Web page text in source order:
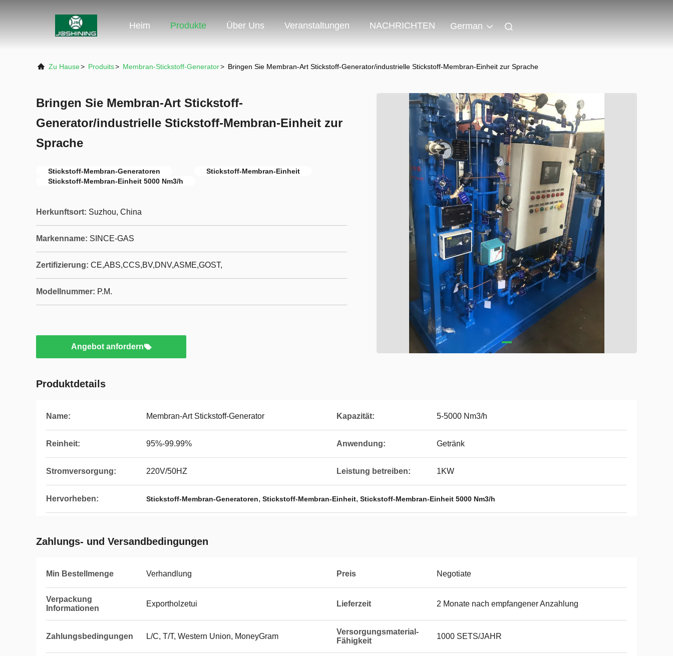
Heim Produkte Über Uns Veranstaltungen NACHRICHTEN German
Zu Hause> Produits> Membran-Stickstoff-Generator> Bringen Sie Membran-Art Stickstoff-Generator/industrielle Stickstoff-Membran-Einheit zur Sprache
Bringen Sie Membran-Art Stickstoff-
Generator/industrielle Stickstoff-Membran-Einheit zur
Sprache
Stickstoff-Membran-Generatoren
Stickstoff-Membran-Einheit
Stickstoff-Membran-Einheit 5000 Nm3/h
Herkunftsort: Suzhou, China
Markenname: SINCE-GAS
Zertifizierung: CE,ABS,CCS,BV,DNV,ASME,GOST,
Modellnummer: P.M.
Angebot anfordern
Produktdetails
Name: Membran-Art Stickstoff-Generator Kapazität: 5-5000 Nm3/h
Reinheit: 95%-99.99% Anwendung: Getränk
Stromversorgung: 220V/50HZ Leistung betreiben: 1KW
Hervorheben: Stickstoff-Membran-Generatoren, Stickstoff-Membran-Einheit, Stickstoff-Membran-Einheit 5000 Nm3/h
Zahlungs- und Versandbedingungen
Min Bestellmenge Verhandlung Preis Negotiate
Verpackung
Informationen
Exportholzetui Lieferzeit 2 Monate nach empfangener Anzahlung
Zahlungsbedingungen L/C, T/T, Western Union, MoneyGram
Versorgungsmaterial-
Fähigkeit
1000 SETS/JAHR